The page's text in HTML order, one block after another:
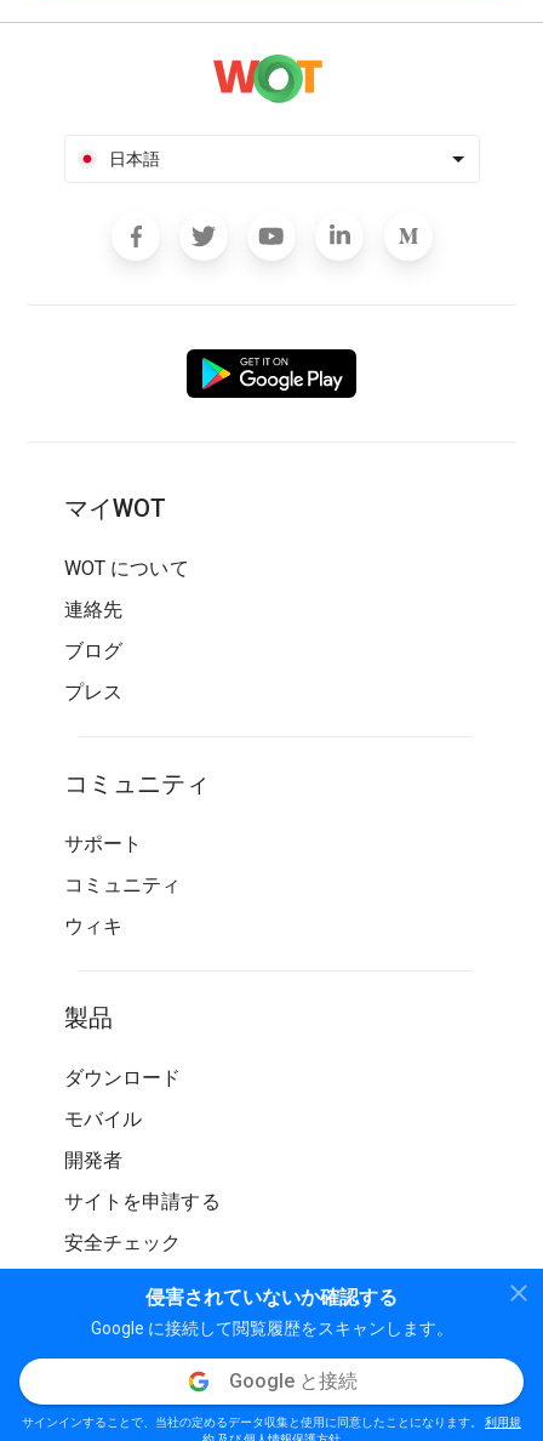
侵害されていないか確認する
Google に接続して閲覧履歴をスキャンします。
Google と接続
サインインすることで、当社の定めるデータ収集と使用に同意したことになります。 利用規
日本語
マイWOT
WOT について
連絡先
ブログ
プレス
コミュニティ
サポート
コミュニティ
ウィキ
製品
ダウンロード
モバイル
開発者
サイトを申請する
安全チェック
© WOT サービス LP。 無断転載を禁じます